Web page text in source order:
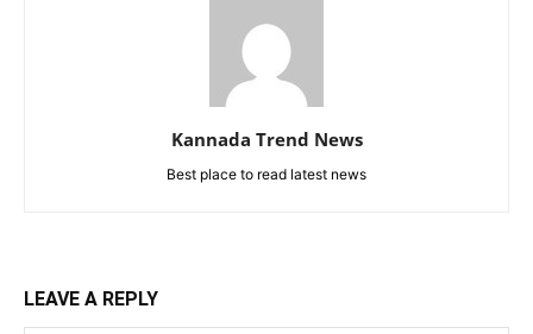
Kannada Trend News
Best place to read latest news
LEAVE A REPLY